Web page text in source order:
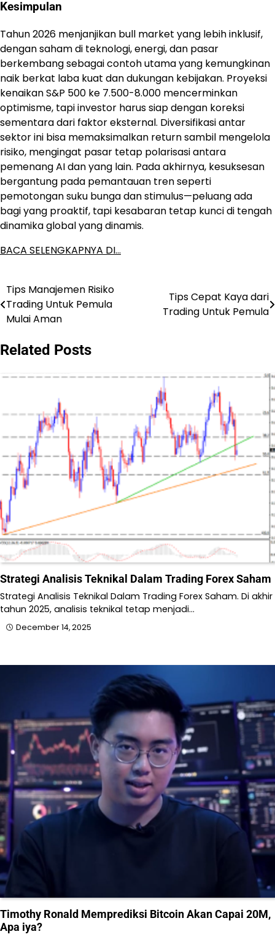
Kesimpulan
Tahun 2026 menjanjikan bull market yang lebih inklusif,
dengan saham di teknologi, energi, dan pasar
berkembang sebagai contoh utama yang kemungkinan
naik berkat laba kuat dan dukungan kebijakan. Proyeksi
kenaikan S&P 500 ke 7.500-8.000 mencerminkan
optimisme, tapi investor harus siap dengan koreksi
sementara dari faktor eksternal. Diversifikasi antar
sektor ini bisa memaksimalkan return sambil mengelola
risiko, mengingat pasar tetap polarisasi antara
pemenang AI dan yang lain. Pada akhirnya, kesuksesan
bergantung pada pemantauan tren seperti
pemotongan suku bunga dan stimulus—peluang ada
bagi yang proaktif, tapi kesabaran tetap kunci di tengah
dinamika global yang dinamis.
BACA SELENGKAPNYA DI…
Post
navigation
Tips Manajemen Risiko
Trading Untuk Pemula
Mulai Aman
Tips Cepat Kaya dari
Trading Untuk Pemula
Related Posts
Strategi Analisis Teknikal Dalam Trading Forex Saham
Strategi Analisis Teknikal Dalam Trading Forex Saham. Di akhir
tahun 2025, analisis teknikal tetap menjadi…
December 14, 2025
Timothy Ronald Memprediksi Bitcoin Akan Capai 20M,
Apa iya?